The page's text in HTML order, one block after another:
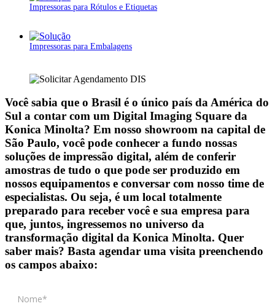
Impressoras para Rótulos e Etiquetas
Impressoras para Embalagens
Você sabia que o Brasil é o único país da América do
Sul a contar com um Digital Imaging Square da
Konica Minolta? Em nosso showroom na capital de
São Paulo, você pode conhecer a fundo nossas
soluções de impressão digital, além de conferir
amostras de tudo o que pode ser produzido em
nossos equipamentos e conversar com nosso time de
especialistas. Ou seja, é um local totalmente
preparado para receber você e sua empresa para
que, juntos, ingressemos no universo da
transformação digital da Konica Minolta. Quer
saber mais? Basta agendar uma visita preenchendo
os campos abaixo:
Nome*